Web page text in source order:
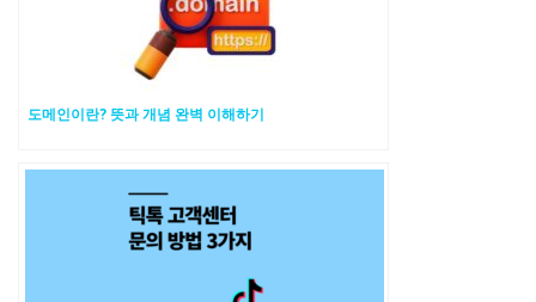
도메인이란? 뜻과 개념 완벽 이해하기